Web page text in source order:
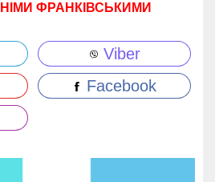
ФРАНКІВСЬКИМИ
Viber
Facebook